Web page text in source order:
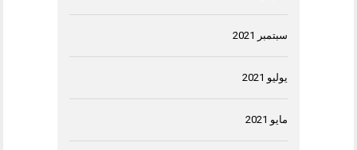
سبتمبر 2021
يوليو 2021
مايو 2021